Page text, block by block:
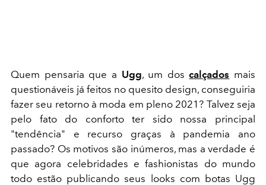
Quem pensaria que a Ugg, um doscalçados mais
questionáveis já feitos no quesito design, conseguiria
fazer seu retorno à moda em pleno 2021? Talvez seja
pelo fato do conforto ter sido nossa principal
"tendência" e recurso graças à pandemia ano
passado? Os motivos são inúmeros, mas a verdade é
que agora celebridades e fashionistas do mundo
todo estão publicando seus looks com botas Ugg